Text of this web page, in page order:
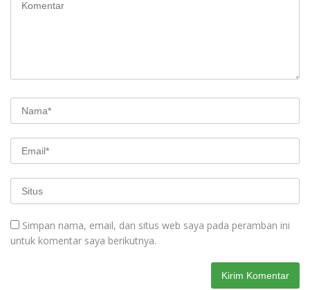
Simpan nama, email, dan situs web saya pada peramban ini
untuk komentar saya berikutnya.